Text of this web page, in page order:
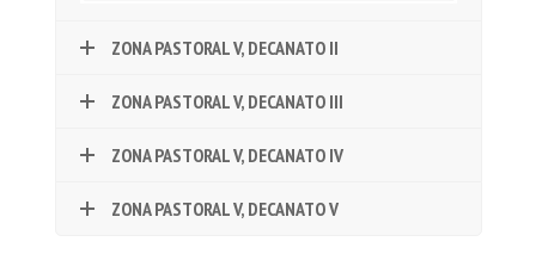
ZONA PASTORAL V, DECANATO II
ZONA PASTORAL V, DECANATO III
ZONA PASTORAL V, DECANATO IV
ZONA PASTORAL V, DECANATO V